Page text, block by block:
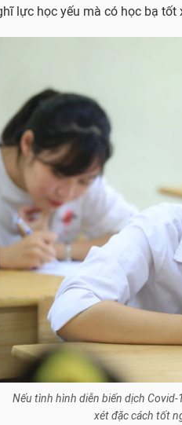
lực học yếu mà có học bạ
Nếu tình hình diễn biến dịch
xét đặc cách tốt